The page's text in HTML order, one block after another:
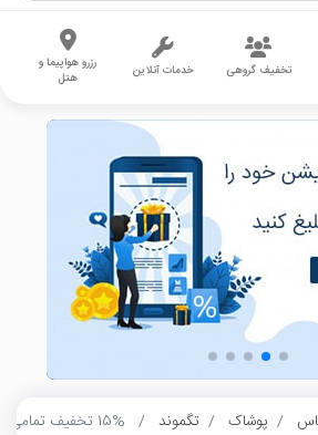
تخفیف گروهی خدمات آنلاین
رزرو هواپیما و
هتل
پوشاک تگموند